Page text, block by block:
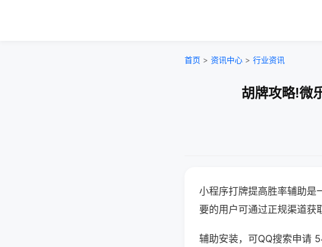
首页 > 资讯中心 > 行业资讯
胡牌攻略!微
小程序打牌提高胜率辅助是
要的用户可通过正规渠道获
辅助安装，可QQ搜索申请